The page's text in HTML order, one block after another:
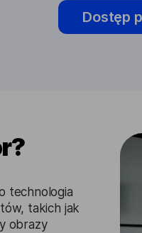
Dostęp
technologia
takich jak
obrazy